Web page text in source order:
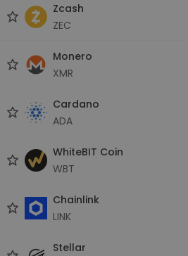
Zcash
ZEC
Monero
XMR
Cardano
ADA
WhiteBIT Coin
WBT
Chainlink
LINK
Stellar